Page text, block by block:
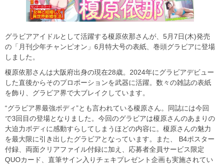
グラビアアイドルとして活躍する榎原依那さんが、5月7日(木)発売
の「月刊少年チャンピオン」6月特大号の表紙、巻頭グラビアに登場
しました。
榎原依那さんは大阪府出身の現在28歳。2024年にグラビアデビュー
した直後からそのプロポーションを武器に活躍。数々の雑誌の表紙
を飾り、グラビア界で大ブレイクしています。
“グラビア界最強ボディ”とも言われている榎原さん。同誌には今回
で3回目の登場となりました。今回のグラビアは榎原さんのあまりの
大迫力ボディに感動すらしてしまうほどの内容に。榎原さんの魅力
を最大限に引き出したグラビアとなっています。また、 B4ポスター
付録、両面クリアファイル付録に加え、応募者全員サービス限定
QUOカード、直筆サイン入りチェキプレゼント企画も実施されてい